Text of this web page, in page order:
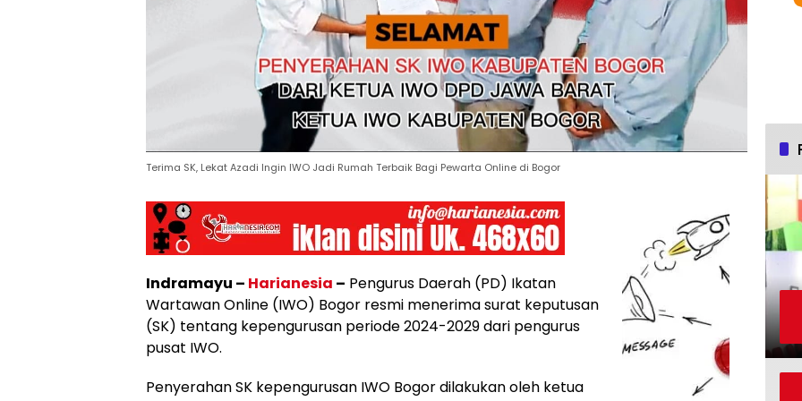
Terima SK, Lekat Azadi Ingin IWO Jadi Rumah Terbaik Bagi Pewarta Online di Bogor
Indramayu – Harianesia – Pengurus Daerah (PD) Ikatan
Wartawan Online (IWO) Bogor resmi menerima surat keputusan
(SK) tentang kepengurusan periode 2024-2029 dari pengurus
pusat IWO.
Penyerahan SK kepengurusan IWO Bogor dilakukan oleh ketua